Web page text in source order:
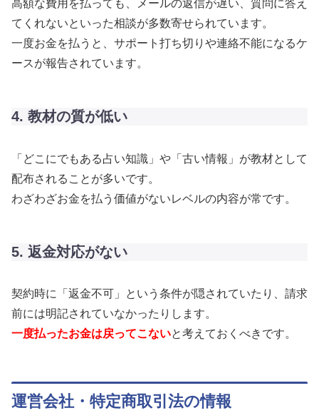
高額な費用を払っても、メールの返信が遅い、質問に答え
てくれないといった相談が多数寄せられています。
一度お金を払うと、サポート打ち切りや連絡不能になるケ
ースが報告されています。
4. 教材の質が低い
「どこにでもある占い知識」や「古い情報」が教材として
配布されることが多いです。
わざわざお金を払う価値がないレベルの内容が常です。
5. 返金対応がない
契約時に「返金不可」という条件が隠されていたり、請求
前には明記されていなかったりします。
一度払ったお金は戻ってこないと考えておくべきです。
運営会社・特定商取引法の情報